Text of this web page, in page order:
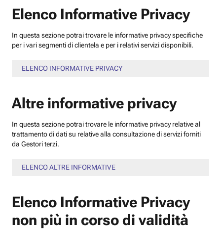
Elenco Informative Privacy
In questa sezione potrai trovare le informative privacy specifiche
per i vari segmenti di clientela e per i relativi servizi disponibili.
ELENCO INFORMATIVE PRIVACY
Altre informative privacy
In questa sezione potrai trovare le informative privacy relative al
trattamento di dati su relative alla consultazione di servizi forniti
da Gestori terzi.
ELENCO ALTRE INFORMATIVE
Elenco Informative Privacy
non più in corso di validità